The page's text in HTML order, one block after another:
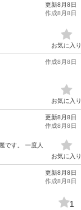
更新8月8日
作成8月8日
お気に入り
作成8月8日
お気に入り
です。 一度人
更新8月8日
作成8月8日
お気に入り
更新8月8日
作成8月8日
1